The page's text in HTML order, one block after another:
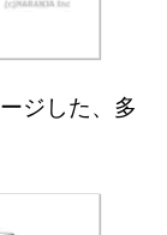
ジした、多